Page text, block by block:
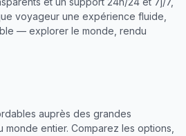
voyageur une expérience fluide,
— explorer le monde, rendu
auprès des grandes
entier. Comparez les options,